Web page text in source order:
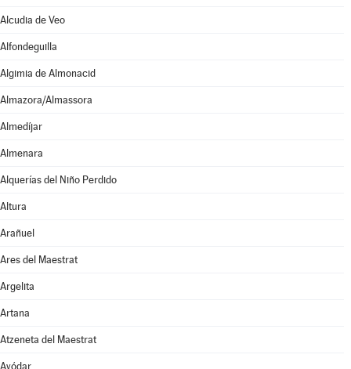
Alcudia de Veo
Alfondeguilla
Algimia de Almonacid
Almazora/Almassora
Almedíjar
Almenara
Alquerías del Niño Perdido
Altura
Arañuel
Ares del Maestrat
Argelita
Artana
Atzeneta del Maestrat
Ayódar